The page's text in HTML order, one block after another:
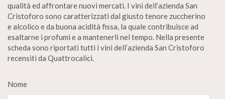
qualità ed affrontare nuovi mercati. I vini dell’azienda San
Cristoforo sono caratterizzati dal giusto tenore zuccherino
e alcolico e da buona acidità fissa, la quale contribuisce ad
esaltarne i profumi e a mantenerli nel tempo. Nella presente
scheda sono riportati tutti i vini dell’azienda San Cristoforo
recensiti da Quattrocalici.
Nome